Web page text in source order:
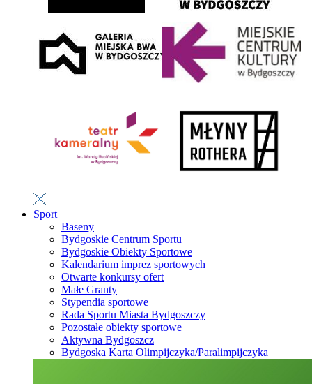
Sport
Baseny
Bydgoskie Centrum Sportu
Bydgoskie Obiekty Sportowe
Kalendarium imprez sportowych
Otwarte konkursy ofert
Małe Granty
Stypendia sportowe
Rada Sportu Miasta Bydgoszczy
Pozostałe obiekty sportowe
Aktywna Bydgoszcz
Bydgoska Karta Olimpijczyka/Paralimpijczyka